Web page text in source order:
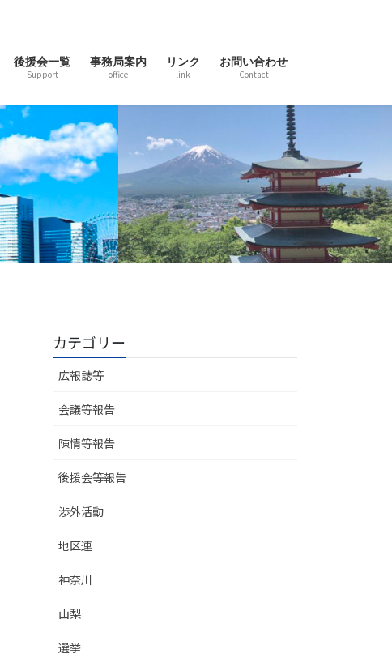
後援会一覧
Support
事務局案内
office
リンク
link
お問い合わせ
Contact
カテゴリー
広報誌等
会議等報告
陳情等報告
後援会等報告
渉外活動
地区連
神奈川
山梨
選挙